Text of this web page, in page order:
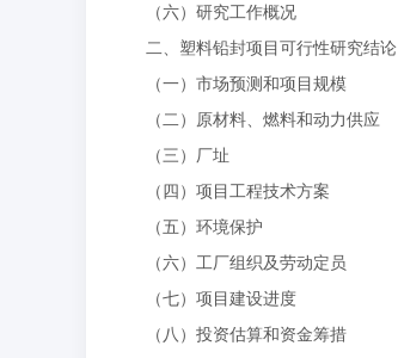
（六）研究工作概况
二、塑料铅封项目可行性研究结论
（一）市场预测和项目规模
（二）原材料、燃料和动力供应
（三）厂址
（四）项目工程技术方案
（五）环境保护
（六）工厂组织及劳动定员
（七）项目建设进度
（八）投资估算和资金筹措